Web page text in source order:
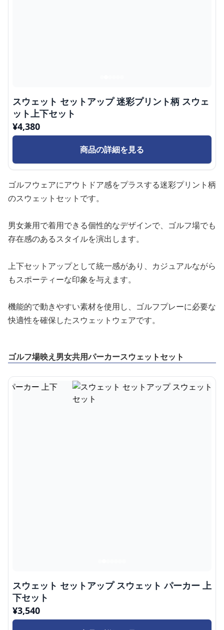
スウェット セットアップ 迷彩プリント柄 スウェ
ット上下セット
¥4,380
商品の詳細を見る
ゴルフウェアにアウトドア感をプラスする迷彩プリント柄
のスウェットセットです。
男女兼用で着用できる個性的なデザインで、ゴルフ場でも
存在感のあるスタイルを演出します。
上下セットアップとして統一感があり、カジュアルながら
もスポーティーな印象を与えます。
機能的で動きやすい素材を使用し、ゴルフプレーに必要な
快適性を確保したスウェットウェアです。
ゴルフ場映え男女共用パーカースウェットセット
スウェット セットアップ スウェット パーカー 上
下セット
¥3,540